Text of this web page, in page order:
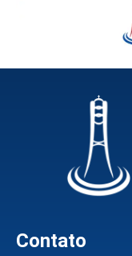
Contato